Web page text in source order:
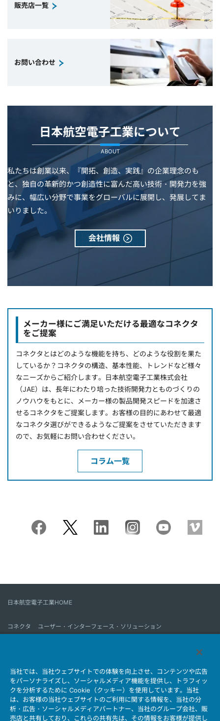
販売店一覧
お問い合わせ
日本航空電子工業について
ABOUT
私たちは創業以来、『開拓、創造、実践』の企業理念のも
と、独自の革新的かつ創造性に富んだ高い技術・開発力を強
みに、幅広い分野で事業をグローバルに展開し、発展してま
いりました。
会社情報
メーカー様にご満足いただける最適なコネクタ
をご提案
コネクタとはどのような機能を持ち、どのような役割を果た
しているか？コネクタの構造、基本性能、トレンドなど様々
なニーズからご紹介します。日本航空電子工業株式会社
（JAE）は、長年にわたり培った技術開発力とものづくりの
ノウハウをもとに、メーカー様の製品開発スピードを加速さ
せるコネクタをご提案します。お客様の目的にあわせて最適
なコネクタ選びができるようなご提案をさせていただきます
ので、お気軽にお問い合わせください。
コラム一覧
日本航空電子工業HOME
コネクタ
ユーザー・インターフェース・ソリューション
会社情報 サステナビリティ IR情報 採用情報
会社情報新着一覧
製品情報新着一覧
サイトマップ お問い合わせ
当社では、当社ウェブサイトでの体験を向上させ、コンテンツや広告
をパーソナライズし、ソーシャルメディア機能を提供し、トラフィッ
クを分析するために Cookie（クッキー）を使用しています。当社
は、お客様の当社ウェブサイトのご利用に関する情報を、当社の分
析・広告・ソーシャルメディアパートナー、当社のグループ会社、販
売店と共有しており、これらの共有先は、その情報をお客様が提供し